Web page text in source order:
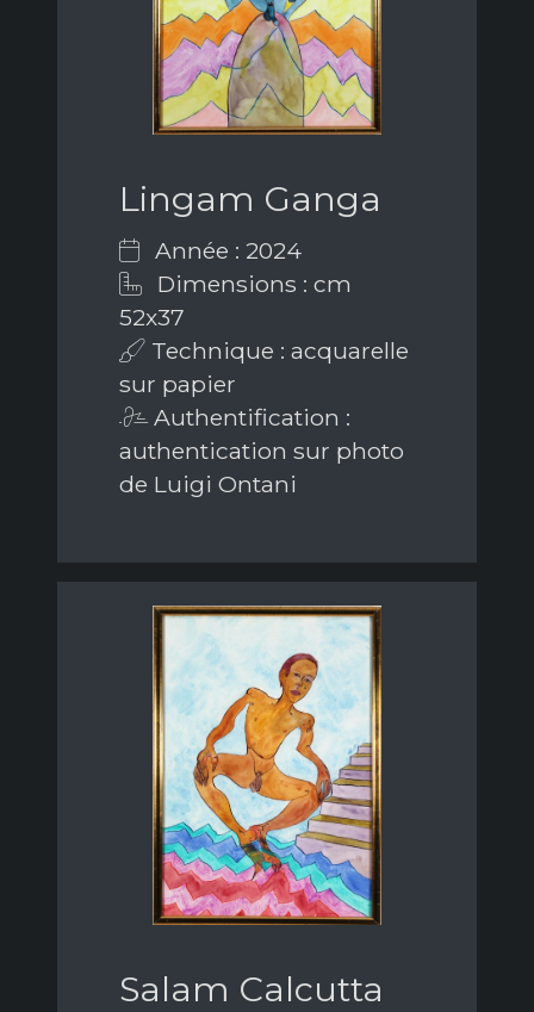
Lingam Ganga
Année : 2024
Dimensions : cm
52x37
Technique : acquarelle
sur papier
Authentification :
authentication sur photo
de Luigi Ontani
Salam Calcutta